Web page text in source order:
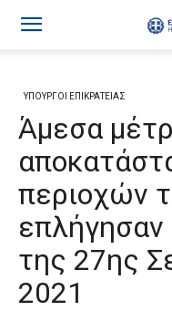
ΥΠΟΥΡΓΟΙ ΕΠΙΚΡΑΤΕΙΑΣ
Άμεσα
περιοχών
επλήγησαν
της 27ης
2021